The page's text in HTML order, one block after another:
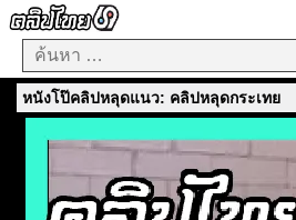
หนังโป๊คลิปหลุดแนว: คลิปหลุดกระเทย